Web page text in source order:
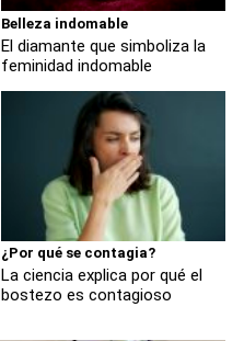
Belleza indomable
El diamante que simboliza la
feminidad indomable
¿Por qué se contagia?
La ciencia explica por qué el
bostezo es contagioso